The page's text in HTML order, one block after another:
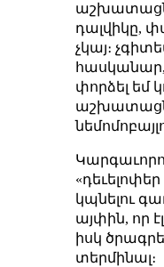
դալվիկը,
չկայ։
հասկանար,
փորձել եմ
կպնելու
այփին, որ
իսկ
տերմինալ։